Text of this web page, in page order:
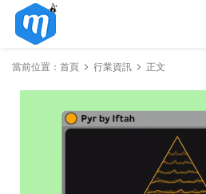
當前位置： 首頁 行業資訊 正文